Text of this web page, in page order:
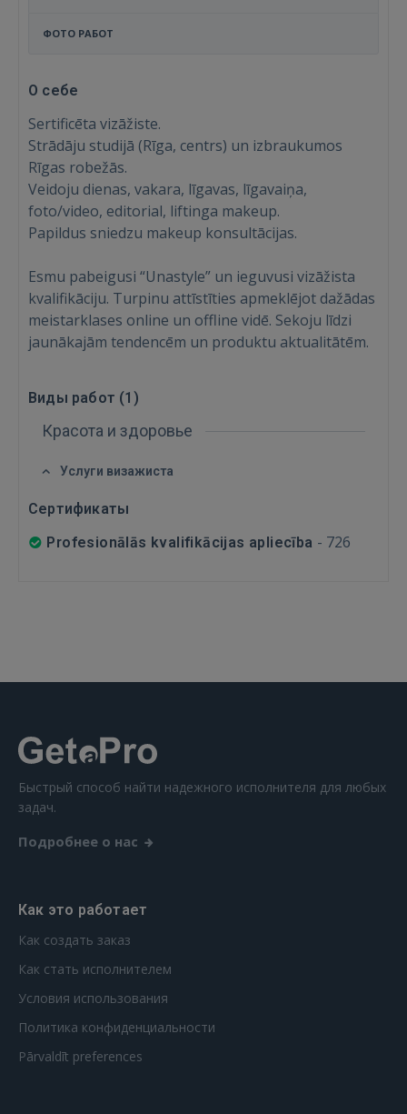
Войти
Забыли пароль?
РЕГИСТРАЦИЯ
ФОТО РАБОТ
О себе
Sertificēta vizāžiste.
Strādāju studijā (Rīga, centrs) un izbraukumos
Rīgas robežās.
Veidoju dienas, vakara, līgavas, līgavaiņa,
foto/video, editorial, liftinga makeup.
Papildus sniedzu makeup konsultācijas.
Esmu pabeigusi “Unastyle” un ieguvusi vizāžista
kvalifikāciju. Turpinu attīstīties apmeklējot dažādas
meistarklases online un offline vidē. Sekoju līdzi
jaunākajām tendencēm un produktu aktualitātēm.
Виды работ (1 )
Красота и здоровье
Услуги визажиста
Сертификаты
Profesionālās kvalifikācijas apliecība - 726
Быстрый способ найти надежного исполнителя для любых
задач.
Подробнее о нас
Как это работает
Как создать заказ
Как стать исполнителем
Условия использования
Политика конфиденциальности
Pārvaldīt preferences